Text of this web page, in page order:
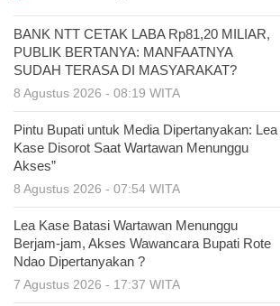
BANK NTT CETAK LABA Rp81,20 MILIAR,
PUBLIK BERTANYA: MANFAATNYA
SUDAH TERASA DI MASYARAKAT?
8 Agustus 2026 - 08:19 WITA
Pintu Bupati untuk Media Dipertanyakan: Lea
Kase Disorot Saat Wartawan Menunggu
Akses”
8 Agustus 2026 - 07:54 WITA
Lea Kase Batasi Wartawan Menunggu
Berjam-jam, Akses Wawancara Bupati Rote
Ndao Dipertanyakan ?
7 Agustus 2026 - 17:37 WITA